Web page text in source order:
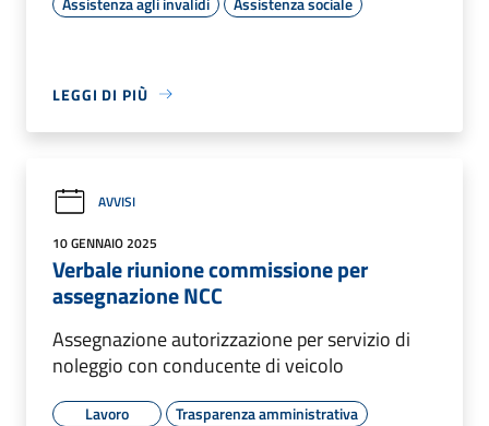
LEGGI DI PIÙ
AVVISI
10 GENNAIO 2025
Verbale riunione commissione per
assegnazione NCC
Assegnazione autorizzazione per servizio di
noleggio con conducente di veicolo
Lavoro
Trasparenza amministrativa